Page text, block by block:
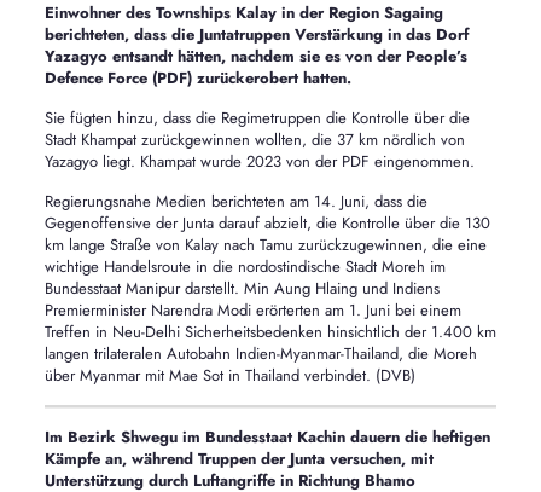
Einwohner des Townships Kalay in der Region Sagaing
berichteten, dass die Juntatruppen Verstärkung in das Dorf
Yazagyo entsandt hätten, nachdem sie es von der People’s
Defence Force (PDF) zurückerobert hatten.
Sie fügten hinzu, dass die Regimetruppen die Kontrolle über die
Stadt Khampat zurückgewinnen wollten, die 37 km nördlich von
Yazagyo liegt. Khampat wurde 2023 von der PDF eingenommen.
Regierungsnahe Medien berichteten am 14. Juni, dass die
Gegenoffensive der Junta darauf abzielt, die Kontrolle über die 130
km lange Straße von Kalay nach Tamu zurückzugewinnen, die eine
wichtige Handelsroute in die nordostindische Stadt Moreh im
Bundesstaat Manipur darstellt. Min Aung Hlaing und Indiens
Premierminister Narendra Modi erörterten am 1. Juni bei einem
Treffen in Neu-Delhi Sicherheitsbedenken hinsichtlich der 1.400 km
langen trilateralen Autobahn Indien-Myanmar-Thailand, die Moreh
über Myanmar mit Mae Sot in Thailand verbindet. (DVB)
Im Bezirk Shwegu im Bundesstaat Kachin dauern die heftigen
Kämpfe an, während Truppen der Junta versuchen, mit
Unterstützung durch Luftangriffe in Richtung Bhamo